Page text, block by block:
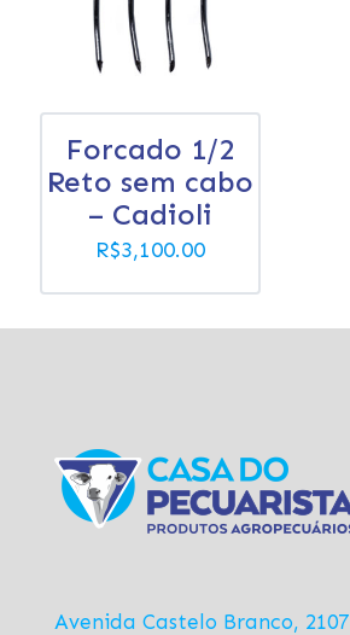
Forcado 1/2
Reto sem cabo
– Cadioli
R$3,100.00
Avenida Castelo Branco, 2107